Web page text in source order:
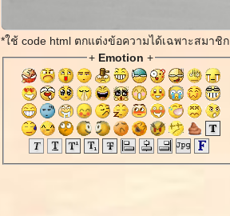
*ใช้ code html ตกแต่งข้อความได้เฉพาะสมาชิก
+ Emotion +